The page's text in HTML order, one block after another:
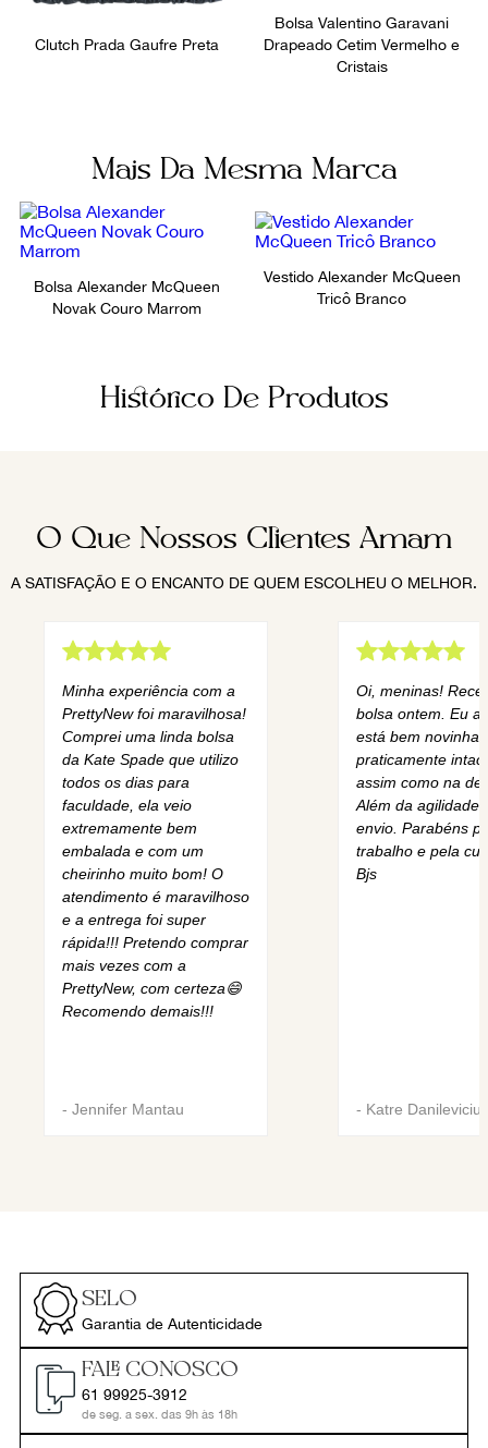
Clutch Prada Gaufre Preta
Bolsa Valentino Garavani
Drapeado Cetim Vermelho e
Cristais
Mais Da Mesma Marca
Bolsa Alexander McQueen
Novak Couro Marrom
Vestido Alexander McQueen
Tricô Branco
Histórico De Produtos
O Que Nossos Clientes Amam
A SATISFAÇÃO E O ENCANTO DE QUEM ESCOLHEU O MELHOR.
Minha experiência com a
PrettyNew foi maravilhosa!
Comprei uma linda bolsa
da Kate Spade que utilizo
todos os dias para
faculdade, ela veio
extremamente bem
embalada e com um
cheirinho muito bom! O
atendimento é maravilhoso
e a entrega foi super
rápida!!! Pretendo comprar
mais vezes com a
PrettyNew, com certeza😄
Recomendo demais!!!
- Jennifer Mantau
Oi, meninas!
bolsa ontem. Eu
está bem novinha,
praticamente
assim como na
Além da agilidade
envio. Parabéns
trabalho e pela
Bjs
- Katre Danilevicius
SELO
Garantia de Autenticidade
FALE CONOSCO
61 99925-3912
de seg. a sex. das 9h às 18h